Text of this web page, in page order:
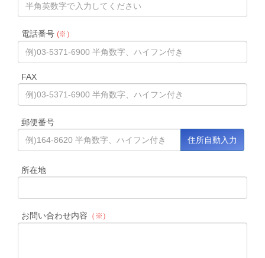
電話番号(※）
FAX
郵便番号
所在地
お問い合わせ内容 （※）